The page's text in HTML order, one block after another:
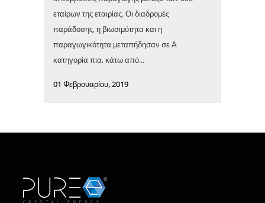
εταίρων της εταιρίας. Οι διαδρομές
παράδοσης, η βιωσιμότητα και η
παραγωγικότητα μεταπήδησαν σε Α
κατηγορία πια, κάτω από...
01 Φεβρουαρίου, 2019